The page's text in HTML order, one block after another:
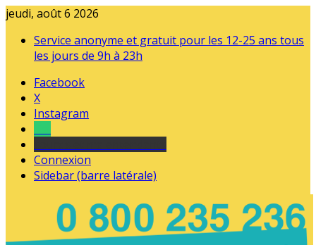
jeudi, août 6 2026
Service anonyme et gratuit pour les 12-25 ans tous
les jours de 9h à 23h
Facebook
X
Instagram
Connexion
Sidebar (barre latérale)